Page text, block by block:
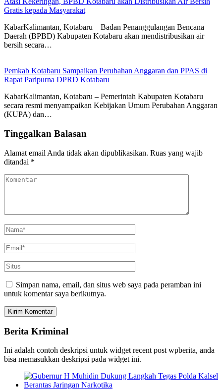
Gratis kepada Masyarakat
KabarKalimantan, Kotabaru – Badan Penanggulangan Bencana
Daerah (BPBD) Kabupaten Kotabaru akan mendistribusikan air
bersih secara…
Pemkab Kotabaru Sampaikan Perubahan Anggaran dan PPAS di
Rapat Paripurna DPRD Kotabaru
KabarKalimantan, Kotabaru – Pemerintah Kabupaten Kotabaru
secara resmi menyampaikan Kebijakan Umum Perubahan Anggaran
(KUPA) dan…
Tinggalkan Balasan
Alamat email Anda tidak akan dipublikasikan. Ruas yang wajib
ditandai *
Simpan nama, email, dan situs web saya pada peramban ini
untuk komentar saya berikutnya.
Berita Kriminal
Ini adalah contoh deskripsi untuk widget recent post wpberita, anda
bisa memasukkan deskripsi pada widget ini.